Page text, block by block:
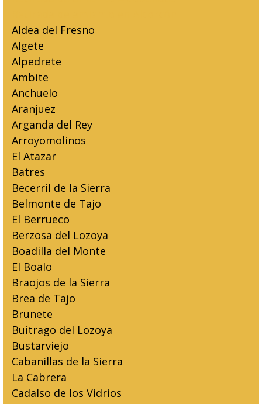
Aldea del Fresno
Algete
Alpedrete
Ambite
Anchuelo
Aranjuez
Arganda del Rey
Arroyomolinos
El Atazar
Batres
Becerril de la Sierra
Belmonte de Tajo
El Berrueco
Berzosa del Lozoya
Boadilla del Monte
El Boalo
Braojos de la Sierra
Brea de Tajo
Brunete
Buitrago del Lozoya
Bustarviejo
Cabanillas de la Sierra
La Cabrera
Cadalso de los Vidrios